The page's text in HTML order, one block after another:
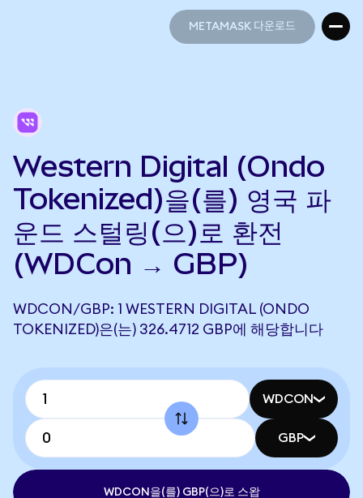
METAMASK 다운로드
Western Digital (Ondo
Tokenized)을(를) 영국 파
운드 스털링(으)로 환전
(WDCon → GBP)
WDCON/GBP: 1 WESTERN DIGITAL (ONDO
TOKENIZED)은(는) 326.4712 GBP에 해당합니다
WDCON
GBP
WDCON을(를) GBP(으)로 스왑